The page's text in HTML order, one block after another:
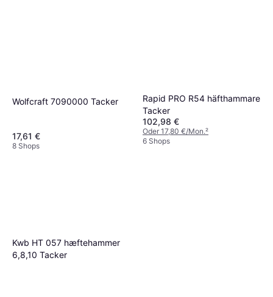
Wolfcraft 7090000 Tacker
17,61 €
8 Shops
Rapid PRO R54 häfthammare
Tacker
102,98 €
Oder 17,80 €/Mon.²
6 Shops
Kwb HT 057 hæftehammer
6,8,10 Tacker